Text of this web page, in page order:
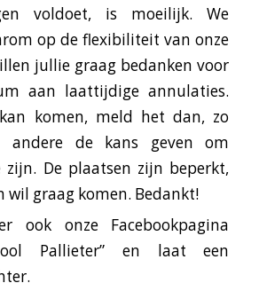
voldoet, is moeilijk. We
op de flexibiliteit van onze
jullie graag bedanken voor
aan laattijdige annulaties.
komen, meld het dan, zo
andere de kans geven om
zijn. De plaatsen zijn beperkt,
wil graag komen. Bedankt!
ook onze Facebookpagina
Pallieter” en laat een